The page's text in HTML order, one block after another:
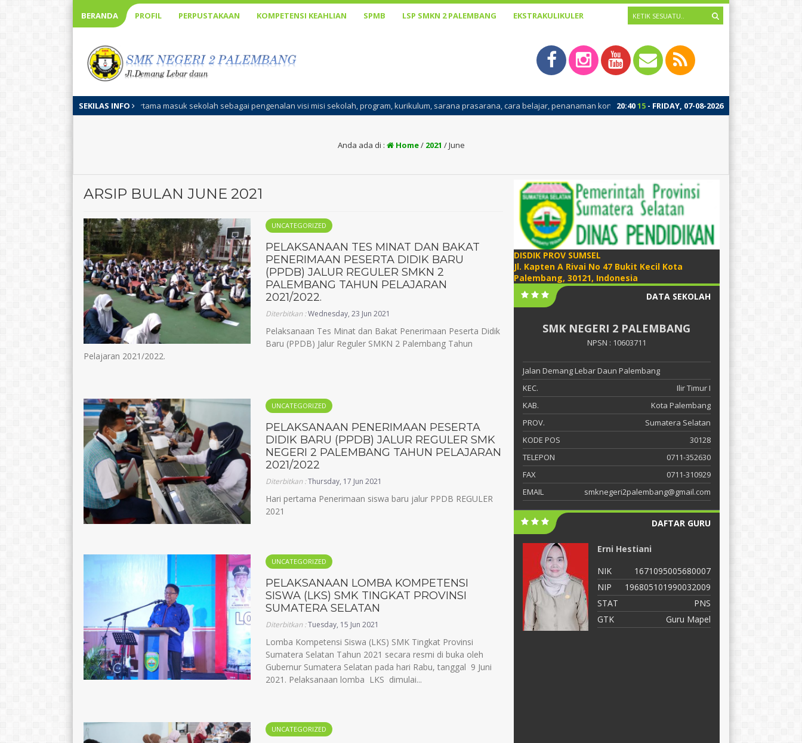
BERANDA PROFIL PERPUSTAKAAN KOMPETENSI KEAHLIAN SPMB LSP SMKN 2 PALEMBANG EKSTRAKULIKULER
SEKILAS INFO 20:4017 - FRIDAY, 07-08-2026
kegiatan pertama masuk sekolah sebagai pengenalan visi misi sekolah, program, kurikulum, sarana prasarana, cara belajar, penanaman konsep pengenalan diri dan pembinaan awal budaya positif sekolah.
Anda ada di : Home/ 2021 /June
ARSIP BULAN JUNE 2021
UNCATEGORIZED
PELAKSANAAN TES MINAT DAN BAKAT
PENERIMAAN PESERTA DIDIK BARU
(PPDB) JALUR REGULER SMKN 2
PALEMBANG TAHUN PELAJARAN
2021/2022.
Diterbitkan :Wednesday, 23 Jun 2021
Pelaksanaan Tes Minat dan Bakat Penerimaan Peserta Didik
Baru (PPDB) Jalur Reguler SMKN 2 Palembang Tahun
Pelajaran 2021/2022.
UNCATEGORIZED
PELAKSANAAN PENERIMAAN PESERTA
DIDIK BARU (PPDB) JALUR REGULER SMK
NEGERI 2 PALEMBANG TAHUN PELAJARAN
2021/2022
Diterbitkan :Thursday, 17 Jun 2021
Hari pertama Penerimaan siswa baru jalur PPDB REGULER
2021
UNCATEGORIZED
PELAKSANAAN LOMBA KOMPETENSI
SISWA (LKS) SMK TINGKAT PROVINSI
SUMATERA SELATAN
Diterbitkan :Tuesday, 15 Jun 2021
Lomba Kompetensi Siswa (LKS) SMK Tingkat Provinsi
Sumatera Selatan Tahun 2021 secara resmi di buka oleh
Gubernur Sumatera Selatan pada hari Rabu, tanggal 9 Juni
2021. Pelaksanaan lomba LKS dimulai...
UNCATEGORIZED
DISDIK PROV SUMSEL
Jl. Kapten A Rivai No 47 Bukit Kecil Kota
Palembang, 30121, Indonesia
DATA SEKOLAH
SMK NEGERI 2 PALEMBANG
NPSN : 10603711
Jalan Demang Lebar Daun Palembang
KEC.
Ilir Timur I
KAB.
Kota Palembang
PROV.
Sumatera Selatan
KODE POS
30128
TELEPON
0711-352630
FAX
0711-310929
EMAIL
smknegeri2palembang@gmail.com
DAFTAR GURU
Guru Mapel
1671032502670004
NIP
196702252007011004
PNS
GTK
NIP
196604091990031005
STAT
Erni Hestiani
NIK
1671095005680007
NIP
196805101990032009
STAT
PNS
GTK
Guru Mapel